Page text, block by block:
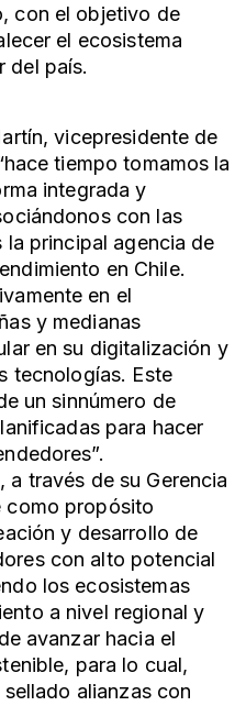
con el objetivo de
el ecosistema
del país.
vicepresidente de
tiempo tomamos la
integrada y
con las
principal agencia de
en Chile.
en el
y medianas
en su digitalización y
tecnologías. Este
un sinnúmero de
para hacer
través de su Gerencia
como propósito
y desarrollo de
con alto potencial
los ecosistemas
a nivel regional y
avanzar hacia el
para lo cual,
alianzas con